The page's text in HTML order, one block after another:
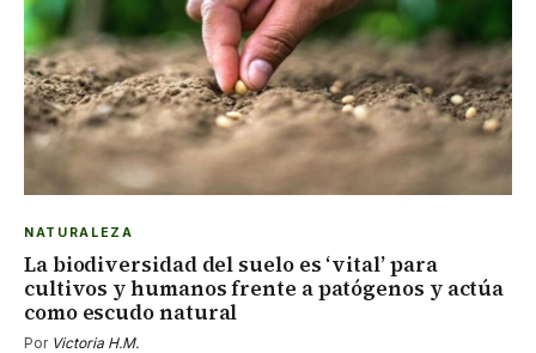
NATURALEZA
La biodiversidad del suelo es ‘vital’ para
cultivos y humanos frente a patógenos y actúa
como escudo natural
Por Victoria H.M.